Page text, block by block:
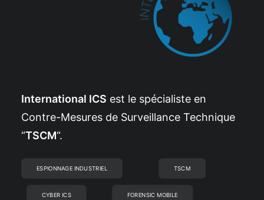
International ICS est le spécialiste en
Contre-Mesures de Surveillance Technique
“TSCM“.
ESPIONNAGE INDUSTRIEL TSCM
CYBER ICS FORENSIC MOBILE